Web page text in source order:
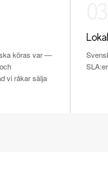
köras var —
vi råkar sälja